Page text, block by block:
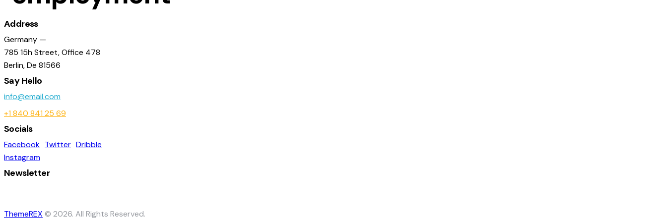
Address
Germany —
785 15h Street, Office 478
Berlin, De 81566
Say Hello
info@email.com
+1 840 841 25 69
Socials
Facebook Twitter Dribble
Instagram
Newsletter
ThemeREX © 2026. All Rights Reserved.